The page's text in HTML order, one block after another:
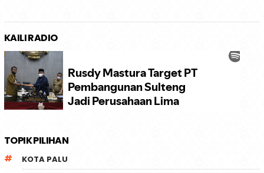
KAILI RADIO
TOPIK PILIHAN
KOTA PALU